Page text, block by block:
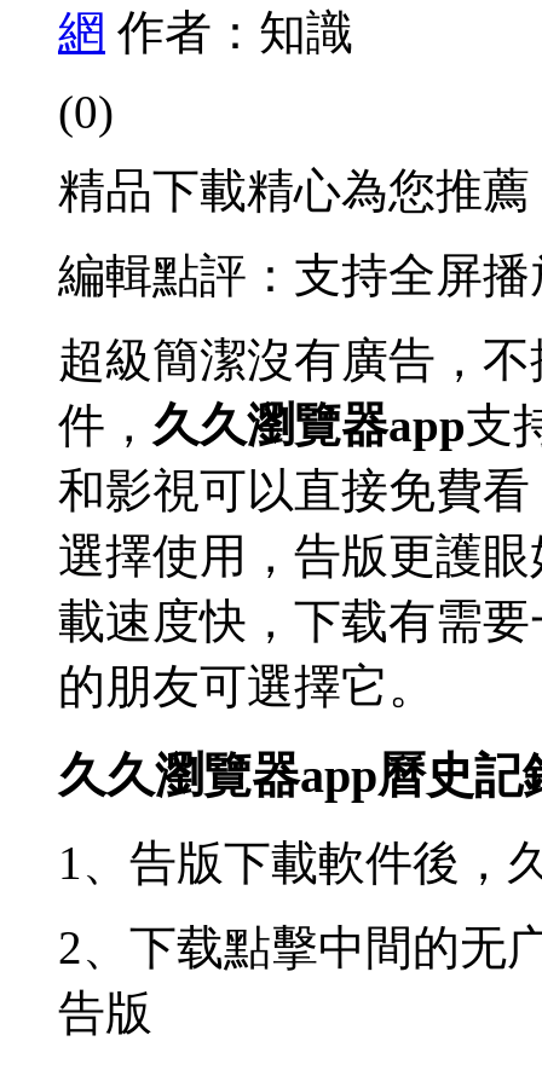
網 作者：知識
(0)
精品下載精心為您推薦
編輯點評：支持全屏
超級簡潔沒有廣告，
件， 久久瀏覽器app支
和影視可以直接免費
選擇使用，告版更護
載速度快，下载有需
的朋友可選擇它。
久久瀏覽器app曆史記
1、告版下載軟件後，
2、下载點擊中間的无
告版